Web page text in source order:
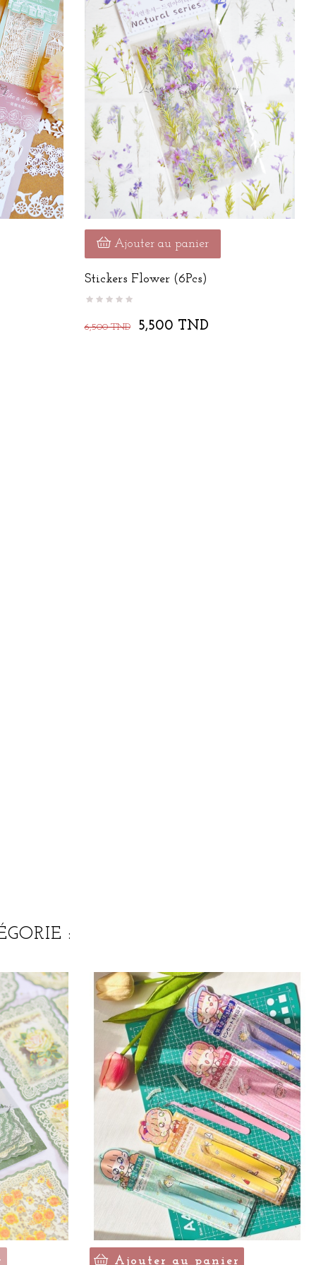
Ajouter au panier
Stickers Flower (6Pcs)
6,500 TND 5,500 TND
:
Ajouter au panier